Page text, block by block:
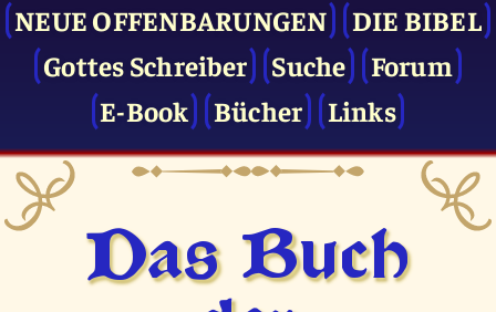
NEUE OFFENBARUNGEN
DIE BIBEL
Gottes Schreiber
Suche
Forum
E-Book
Bücher Links
Das Buch